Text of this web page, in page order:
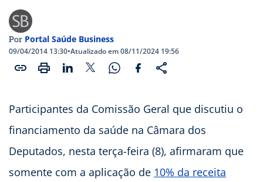
Por Portal Saúde Business
09/04/2014 13:30•Atualizado em 08/11/2024 19:56
Participantes da Comissão Geral que discutiu o
financiamento da saúde na Câmara dos
Deputados, nesta terça-feira (8), afirmaram que
somente com a aplicação de 10% da receita